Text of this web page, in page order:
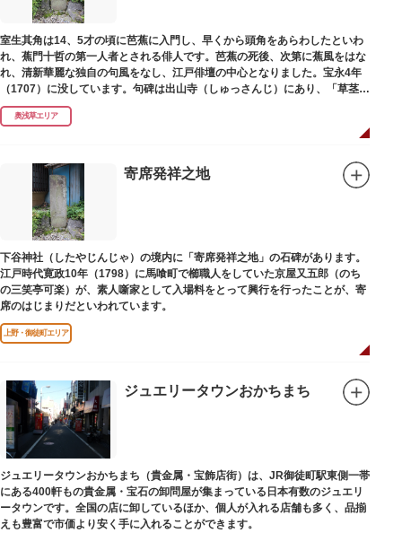
室生其角は14、5才の頃に芭蕉に入門し、早くから頭角をあらわしたといわ
れ、蕉門十哲の第一人者とされる俳人です。芭蕉の死後、次第に蕉風をはな
れ、清新華麗な独自の句風をなし、江戸俳壇の中心となりました。宝永4年
（1707）に没しています。句碑は出山寺（しゅっさんじ）にあり、「草茎を
つつむ葉もなき 雲間哉」と刻まれています。
奥浅草エリア
寄席発祥之地
下谷神社（したやじんじゃ）の境内に「寄席発祥之地」の石碑があります。
江戸時代寛政10年（1798）に馬喰町で櫛職人をしていた京屋又五郎（のち
の三笑亭可楽）が、素人噺家として入場料をとって興行を行ったことが、寄
席のはじまりだといわれています。
上野・御徒町エリア
ジュエリータウンおかちまち
ジュエリータウンおかちまち（貴金属・宝飾店街）は、JR御徒町駅東側一帯
にある400軒もの貴金属・宝石の卸問屋が集まっている日本有数のジュエリ
ータウンです。全国の店に卸しているほか、個人が入れる店舗も多く、品揃
えも豊富で市価より安く手に入れることができます。